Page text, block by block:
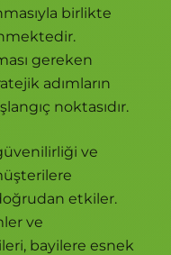
birlikte
gereken
adımların
noktasıdır.
ve
etkiler.
ve
bayilere esnek